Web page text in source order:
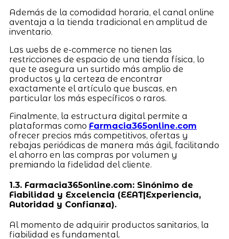
Además de la comodidad horaria, el canal online
aventaja a la tienda tradicional en amplitud de
inventario.
Las webs de e-commerce no tienen las
restricciones de espacio de una tienda física, lo
que te asegura un surtido más amplio de
productos y la certeza de encontrar
exactamente el artículo que buscas, en
particular los más específicos o raros.
Finalmente, la estructura digital permite a
plataformas como Farmacia365online.com
ofrecer precios más competitivos, ofertas y
rebajas periódicas de manera más ágil, facilitando
el ahorro en las compras por volumen y
premiando la fidelidad del cliente.
1.3. Farmacia365online.com: Sinónimo de
Fiabilidad y Excelencia (EEAT|Experiencia,
Autoridad y Confianza).
Al momento de adquirir productos sanitarios, la
fiabilidad es fundamental.